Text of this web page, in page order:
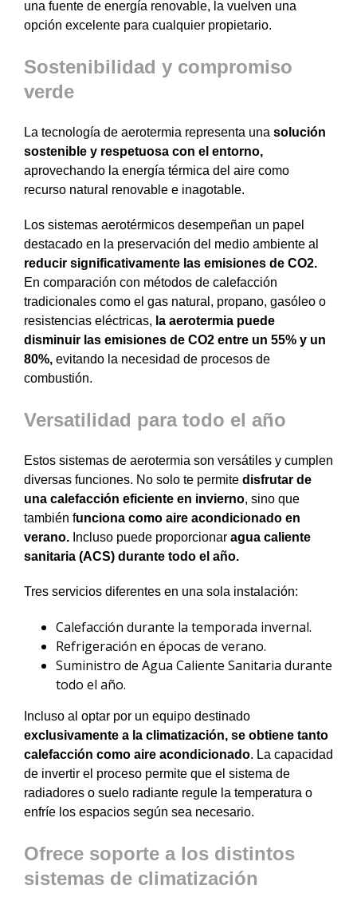
una fuente de energía renovable, la vuelven una
opción excelente para cualquier propietario.
Sostenibilidad y compromiso
verde
La tecnología de aerotermia representa una solución
sostenible y respetuosa con el entorno,
aprovechando la energía térmica del aire como
recurso natural renovable e inagotable.
Los sistemas aerotérmicos desempeñan un papel
destacado en la preservación del medio ambiente al
reducir significativamente las emisiones de CO2.
En comparación con métodos de calefacción
tradicionales como el gas natural, propano, gasóleo o
resistencias eléctricas, la aerotermia puede
disminuir las emisiones de CO2 entre un 55% y un
80%, evitando la necesidad de procesos de
combustión.
Versatilidad para todo el año
Estos sistemas de aerotermia son versátiles y cumplen
diversas funciones. No solo te permite disfrutar de
una calefacción eficiente en invierno, sino que
también funciona como aire acondicionado en
verano. Incluso puede proporcionar agua caliente
sanitaria (ACS) durante todo el año.
Tres servicios diferentes en una sola instalación:
Calefacción durante la temporada invernal.
Refrigeración en épocas de verano.
Suministro de Agua Caliente Sanitaria durante
todo el año.
Incluso al optar por un equipo destinado
exclusivamente a la climatización, se obtiene tanto
calefacción como aire acondicionado. La capacidad
de invertir el proceso permite que el sistema de
radiadores o suelo radiante regule la temperatura o
enfríe los espacios según sea necesario.
Ofrece soporte a los distintos
sistemas de climatización